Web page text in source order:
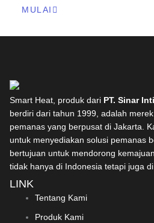
MULAI
Smart Heat, produk dari PT. Sinar
berdiri dari tahun 1999, adalah
pemanas yang berpusat di Jakarta.
untuk menyediakan solusi pemanas
bertujuan untuk mendorong
tidak hanya di Indonesia tetapi juga
LINK
Tentang Kami
Produk Kami